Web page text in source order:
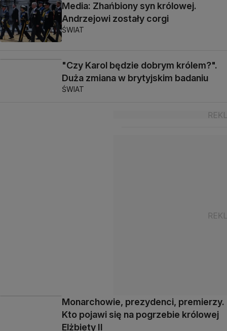
Media: Zhańbiony syn królowej.
Andrzejowi zostały corgi
ŚWIAT
"Czy Karol będzie dobrym królem?".
Duża zmiana w brytyjskim badaniu
ŚWIAT
Monarchowie, prezydenci, premierzy.
Kto pojawi się na pogrzebie królowej
Elżbiety II